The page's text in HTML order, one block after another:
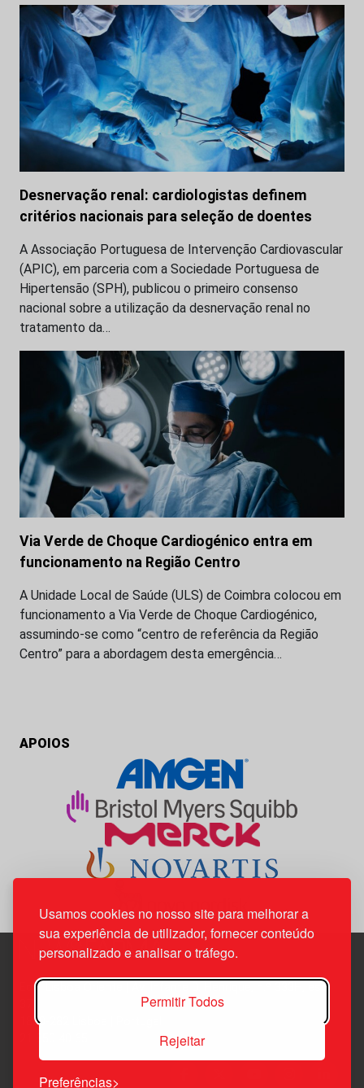
Usamos cookies no nosso site para melhorar a
sua experiência de utilizador, fornecer conteúdo
personalizado e analisar o tráfego.
Permitir Todos
Rejeitar
Preferências
Desnervação renal: cardiologistas definem
critérios nacionais para seleção de doentes
A Associação Portuguesa de Intervenção Cardiovascular
(APIC), em parceria com a Sociedade Portuguesa de
Hipertensão (SPH), publicou o primeiro consenso
nacional sobre a utilização da desnervação renal no
tratamento da…
Via Verde de Choque Cardiogénico entra em
funcionamento na Região Centro
A Unidade Local de Saúde (ULS) de Coimbra colocou em
funcionamento a Via Verde de Choque Cardiogénico,
assumindo-se como “centro de referência da Região
Centro” para a abordagem desta emergência…
APOIOS
Edif. Lisboa Oriente | Av. Infante D. Henrique, n.º 333H, esc.
1800-282 Lisboa | Portugal